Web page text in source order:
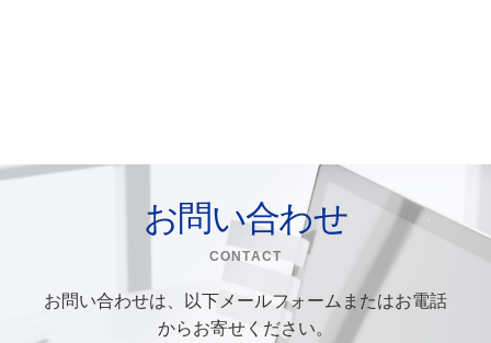
お問い合わせ
CONTACT
お問い合わせは、以下メールフォームまたはお電話
からお寄せください。